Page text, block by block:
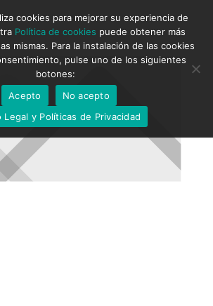
cookies para mejorar su experiencia de
Política de cookies puede obtener más
mismas. Para la instalación de las cookies
pulse uno de los siguientes
botones:
Acepto
No acepto
Legal y Políticas de Privacidad